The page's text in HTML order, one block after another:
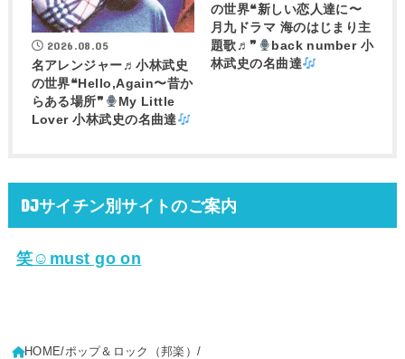
2026.08.05
名アレンジャー♬小林武史
の世界❝Hello,Again〜昔か
らある場所❞
My Little
Lover 小林武史の名曲達
の世界❝新しい恋人達に〜
月九ドラマ 海のはじまり主
題歌♬❞
back number 小
林武史の名曲達
DJサイチン別サイトのご案内
笑☺must go on
HOME ポップ＆ロック（邦楽）